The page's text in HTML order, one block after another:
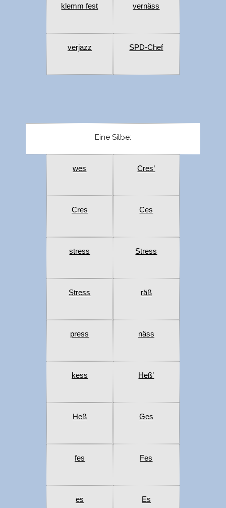
klemm fest vernäss
verjazz SPD-Chef
Eine Silbe:
wes Cres’
Cres Ces
stress Stress
Stress räß
press näss
kess Heß’
Heß Ges
fes Fes
es Es